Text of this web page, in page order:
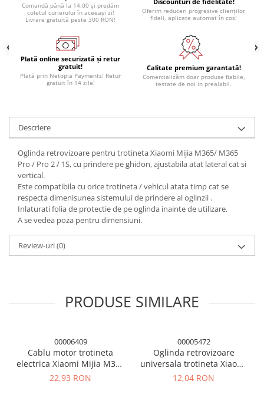
Motoare si variatoare
Variatoare turatie motoare
Surse de alimentare
Alimentatoare AC-DC
Invertoare DC-AC
Panouri solare
Scule si aparate de masura
Aparate de masura si testare
Scule manuale si electrice
Lipit si accesorii lipit
Cabluri, conectori si izolatie
Module Peltier, racire si
incalzire
Cabluri si conectori
terminale
Componente electronice
Rezistente si termistori
Comandă până la 14:00 și predăm
coletul curierului în aceeași zi!
Livrare gratuită peste 300 RON!
Oferim reduceri progresive clienților
fideli, aplicate automat în coș!
Plată online securizată și retur
gratuit!
Plată prin Netopia Payments! Retur
gratuit în 14 zile!
Calitate premium garantată!
Comercializăm doar produse fiabile,
testate de noi in prealabil.
Descriere
Oglinda retrovizoare pentru trotineta Xiaomi Mijia M365/ M365
Pro / Pro 2 / 1S, cu prindere pe ghidon, ajustabila atat lateral cat si
vertical.
Este compatibila cu orice trotineta / vehicul atata timp cat se
respecta dimenisunea sistemului de prindere al oglinzii .
Inlaturati folia de protectie de pe oglinda inainte de utilizare.
A se vedea poza pentru dimensiuni.
Review-uri(0)
PRODUSE SIMILARE
00006409
Cablu motor trotineta
electrica Xiaomi Mijia M365
/ M365 Pro / Pro 2 / 1S
22,93 RON
00005472
Oglinda retrovizoare
universala trotineta Xiaomi
M365/ M365 PRO
12,04 RON